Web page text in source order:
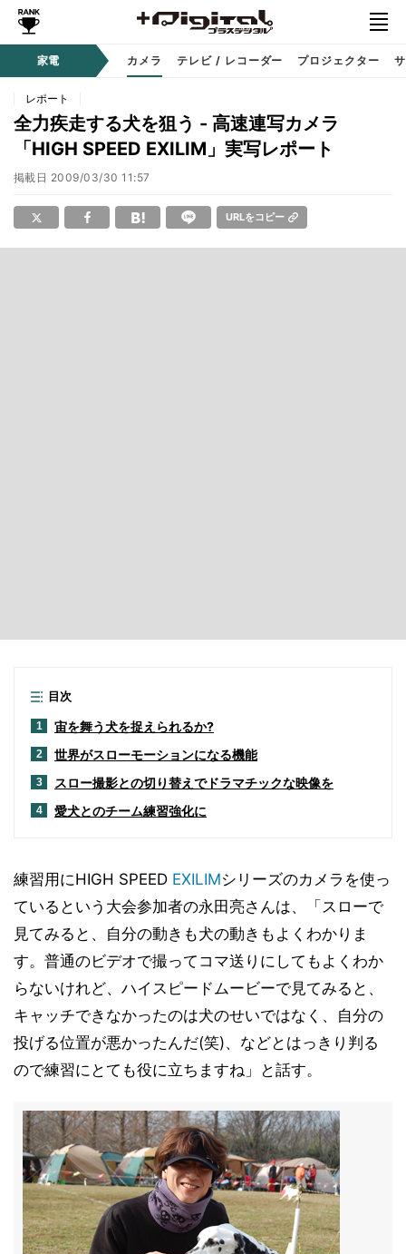
家電 カメラ テレビ / レコーダー プロジェクター
レポート
全力疾走する犬を狙う - 高速連写カメラ
「HIGH SPEED EXILIM」実写レポート
掲載日 2009/03/30 11:57
URLをコピー
目次
1 宙を舞う犬を捉えられるか?
2 世界がスローモーションになる機能
3 スロー撮影との切り替えでドラマチックな映像を
4 愛犬とのチーム練習強化に
練習用にHIGH SPEED EXILIMシリーズのカメラを使っ
ているという大会参加者の永田亮さんは、「スローで
見てみると、自分の動きも犬の動きもよくわかりま
す。普通のビデオで撮ってコマ送りにしてもよくわか
らないけれど、ハイスピードムービーで見てみると、
キャッチできなかったのは犬のせいではなく、自分の
投げる位置が悪かったんだ(笑)、などとはっきり判る
ので練習にとても役に立ちますね」と話す。